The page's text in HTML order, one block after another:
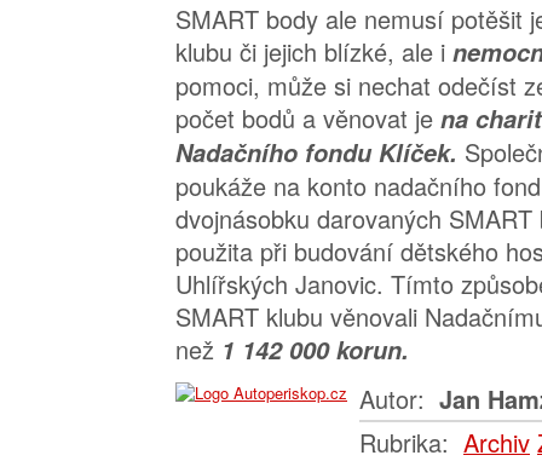
SMART body ale nemusí potěšit
klubu či jejich blízké, ale i
pomoci, může si nechat odečíst
počet bodů a věnovat je na
Nadačního fondu Klíček.
poukáže na konto nadačního
dvojnásobku darovaných
použita při budování dětského
Uhlířských Janovic. Tímto
SMART klubu věnovali
než 1 142 000 korun.
Autor: Jan
Rubrika: Archiv